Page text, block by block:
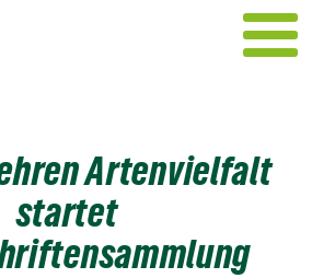
Artenvielfalt
startet